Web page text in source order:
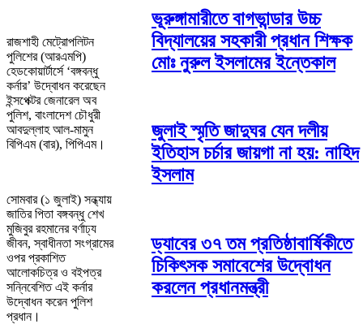
রাজশাহী মেট্রোপলিটন
পুলিশের (আরএমপি)
হেডকোয়ার্টার্সে ‘বঙ্গবন্ধু
কর্নার’ উদ্বোধন করেছেন
ইন্সপেক্টর জেনারেল অব
পুলিশ, বাংলাদেশ চৌধুরী
আবদুল্লাহ আল-মামুন
বিপিএম (বার), পিপিএম।
সোমবার (১ জুলাই) সন্ধ্যায়
জাতির পিতা বঙ্গবন্ধু শেখ
মুজিবুর রহমানের বর্ণাঢ্য
জীবন, স্বাধীনতা সংগ্রামের
ওপর প্রকাশিত
আলোকচিত্র ও বইপত্র
সন্নিবেশিত এই কর্নার
উদ্বোধন করেন পুলিশ
প্রধান।
ভূরুঙ্গামারীতে বাগভান্ডার উচ্চ
বিদ্যালয়ের সহকারী প্রধান শিক্ষক
মোঃ নুরুল ইসলামের ইন্তেকাল
জুলাই স্মৃতি জাদুঘর যেন দলীয়
ইতিহাস চর্চার জায়গা না হয়: নাহিদ
ইসলাম
ড্যাবের ৩৭ তম প্রতিষ্ঠাবার্ষিকীতে
চিকিৎসক সমাবেশের উদ্বোধন
করলেন প্রধানমন্ত্রী